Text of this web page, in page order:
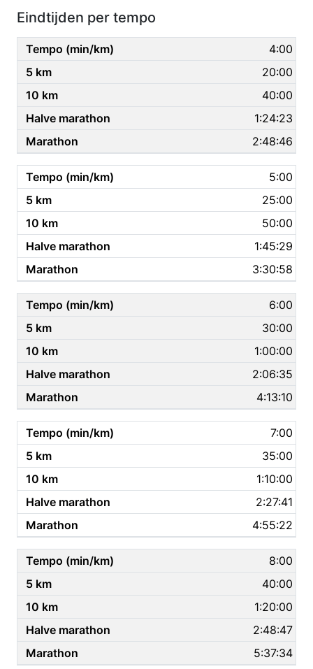
Eindtijden per tempo
4:00
20:00
40:00
1:24:23
2:48:46
5:00
25:00
50:00
1:45:29
3:30:58
6:00
30:00
1:00:00
2:06:35
4:13:10
7:00
35:00
1:10:00
2:27:41
4:55:22
8:00
40:00
1:20:00
2:48:47
5:37:34